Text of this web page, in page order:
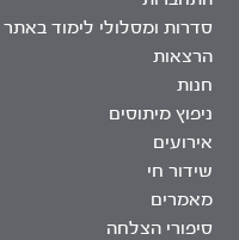
סדרות ומסלולי לימוד באתר
הרצאות
חנות
ניפוץ מיתוסים
אירועים
שידור חי
מאמרים
סיפורי הצלחה